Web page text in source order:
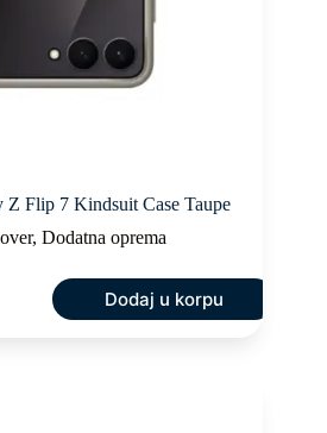
Z Flip 7 Kindsuit Case Taupe
, Dodatna oprema
Dodaj u korpu